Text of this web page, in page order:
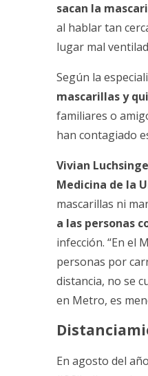
sacan la
al hablar tan
lugar mal
Según la
mascarillas y
familiares o
han contagiado
Vivian
Medicina de la
mascarillas ni
a las personas
infección. “En el
personas por
distancia, no se
en Metro, es
En agosto del